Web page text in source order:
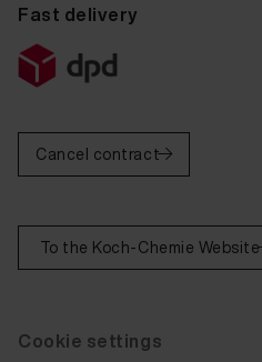
Fast delivery
Cancel contract
To the Koch-Chemie Website
Cookie settings